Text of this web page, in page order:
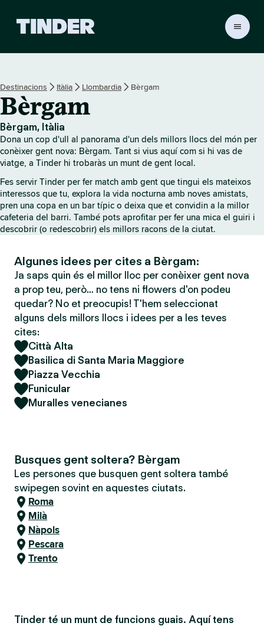
r
c
i
Destinacions Itàlia Llombardia Bèrgam
Bèrgam
Bèrgam, Itàlia
Dona un cop d'ull al panorama d'un dels millors llocs del món per
conèixer gent nova: Bèrgam. Tant si vius aquí com si hi vas de
viatge, a Tinder hi trobaràs un munt de gent local.
Fes servir Tinder per fer match amb gent que tingui els mateixos
interessos que tu, explora la vida nocturna amb noves amistats,
pren una copa en un bar típic o deixa que et convidin a la millor
cafeteria del barri. També pots aprofitar per fer una mica el guiri i
descobrir (o redescobrir) els millors racons de la ciutat.
Algunes idees per cites a Bèrgam:
Ja saps quin és el millor lloc per conèixer gent nova
a prop teu, però… no tens ni flowers d'on podeu
quedar? No et preocupis! T'hem seleccionat
alguns dels millors llocs i idees per a les teves
cites:
Città Alta
Basilica di Santa Maria Maggiore
Piazza Vecchia
Funicular
Muralles venecianes
Busques gent soltera? Bèrgam
Les persones que busquen gent soltera també
swipegen sovint en aquestes ciutats.
Roma
Milà
Nàpols
Pescara
Trento
Tinder té un munt de funcions guais. Aquí tens